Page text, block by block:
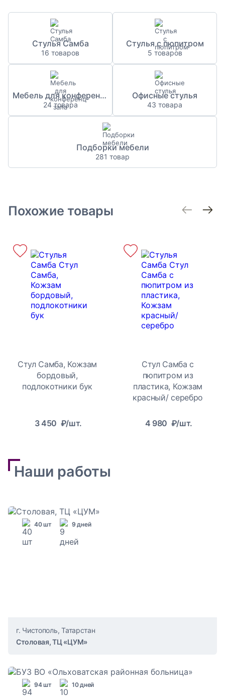
Стулья Самба
16 товаров
Стулья с пюпитром
5 товаров
Мебель для конференц-зала
24 товара
Офисные стулья
43 товара
Подборки мебели
281 товар
Похожие товары
Стул Самба, Кожзам
бордовый,
подлокотники бук
3 450 ₽/шт.
Стул Самба с
пюпитром из
пластика, Кожзам
красный/ серебро
4 980 ₽/шт.
Наши работы
40 шт 9 дней
г. Чистополь, Татарстан
Столовая, ТЦ «ЦУМ»
94 шт 10 дней